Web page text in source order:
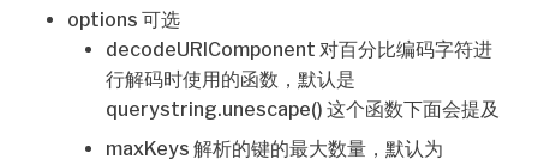
options 可选
decodeURIComponent 对百分比编码字符进
行解码时使用的函数，默认是
querystring.unescape() 这个函数下面会提及
maxKeys 解析的键的最大数量，默认为